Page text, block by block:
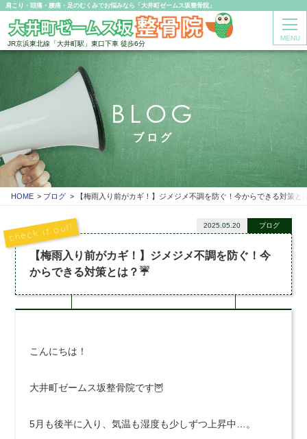
肩こり・頭痛・腰痛・足のむくみでお悩みなら「大井町ゼームス坂整骨院」
JR京浜東北線「大井町駅」東口下車 徒歩6分
MENU
BLOG
ブログ
HOME ブログ 【梅雨入り前がカギ！】ジメジメ不調を防ぐ！今からできる対策と
【梅雨入り前がカギ！】ジメジメ不調を防ぐ！今
からできる対策とは？☔️
2025.05.20 ブログ
こんにちは！
大井町ゼームス坂整骨院です🦉
5月も後半に入り、気温も湿度も少しずつ上昇中…。